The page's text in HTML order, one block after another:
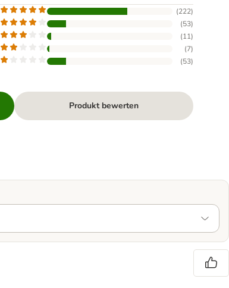
(222)
(53)
(11)
(7)
(53)
Produkt bewerten